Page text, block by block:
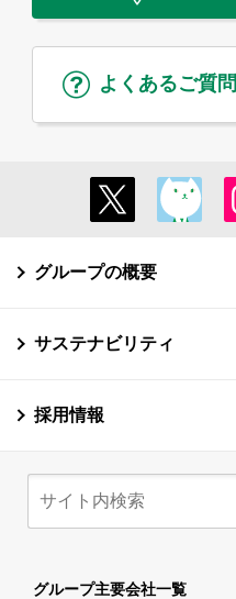
よくあるご質問
グループの概要
サステナビリティ
採用情報
グループ主要会社一覧